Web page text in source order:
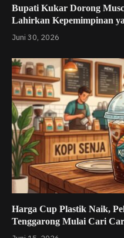
Bupati Kukar Dorong
Lahirkan Kepemimpinan
Juni 30, 2026
Harga Cup Plastik Naik,
Tenggarong Mulai Cari